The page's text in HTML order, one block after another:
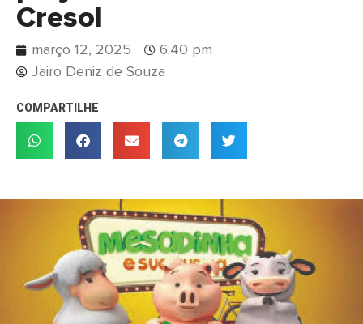
Cresol
março 12, 2025
6:40 pm
Jairo Deniz de Souza
COMPARTILHE